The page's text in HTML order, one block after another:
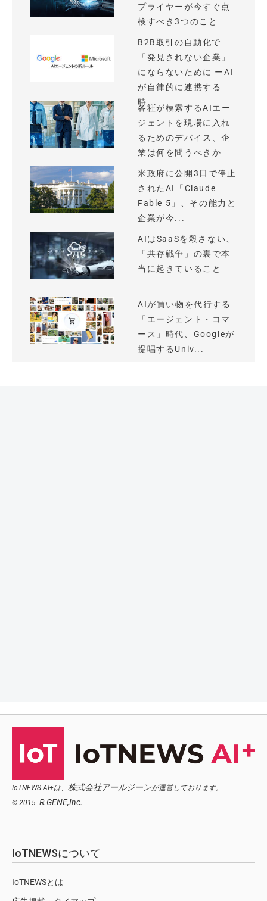
プライヤーが今すぐ点
検すべき3つのこと
B2B取引の自動化で
「発見されない企業」
にならないために ーAI
が自律的に連携する
時...
各社が模索するAIエー
ジェントを現場に入れ
るためのデバイス、企
業は何を問うべきか
米政府に公開3日で停止
されたAI「Claude
Fable 5」、その能力と
企業が今...
AIはSaaSを殺さない、
「共存戦争」の裏で本
当に起きていること
AIが買い物を代行する
「エージェント・コマ
ース」時代、Googleが
提唱するUniv...
IoTNEWS AI+は、 株式会社アールジーンが運営しております。
© 2015- R.GENE,Inc.
IoTNEWSについて
IoTNEWSとは